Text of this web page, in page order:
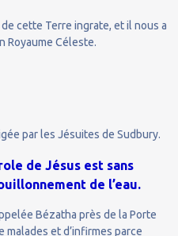
cette Terre ingrate, et il nous a
Royaume Céleste.
par les Jésuites de Sudbury.
de Jésus est sans
de l’eau.
Bézatha près de la Porte
malades et d’infirmes parce